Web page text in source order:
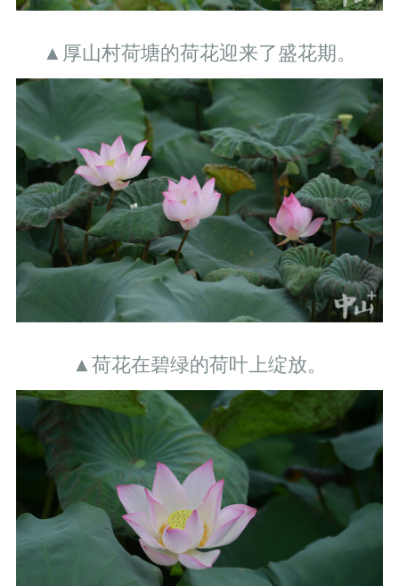
▲厚山村荷塘的荷花迎来了盛花期。
▲荷花在碧绿的荷叶上绽放。